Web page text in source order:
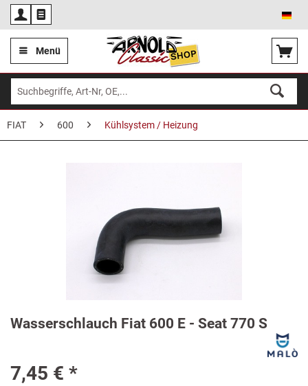
Menü
FIAT 600 Kühlsystem / Heizung
Wasserschlauch Fiat 600 E - Seat 770 S
7,45 € *